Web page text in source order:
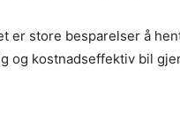
er store besparelser å
og kostnadseffektiv bil